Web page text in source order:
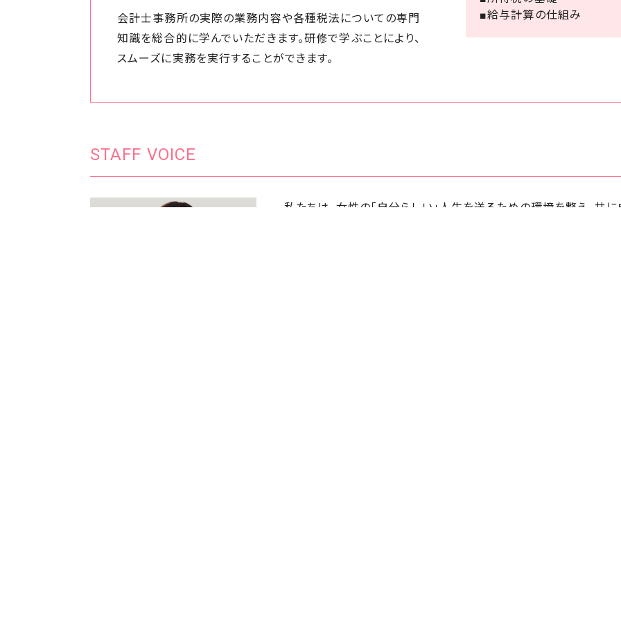
会計士事務所の実際の業務内容や各種税法についての専門
知識を総合的に学んでいただきます。研修で学ぶことにより、
スムーズに実務を実行することができます。
■給与計算の仕組み
STAFF VOICE
私たちは、女性の「自分らしい」人生を送るための環境を整え、共